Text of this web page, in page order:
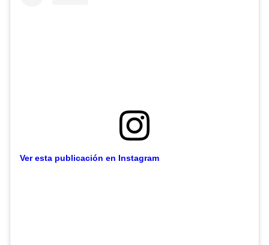
Ver esta publicación en Instagram